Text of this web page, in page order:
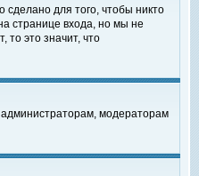
для того, чтобы никто
странице входа, но мы не
то это значит, что
модераторам